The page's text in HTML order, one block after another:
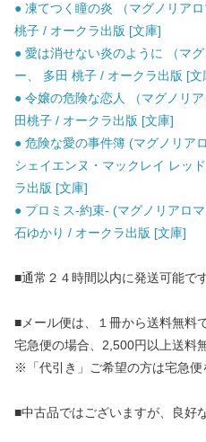
● 凍てつく瞳の炎 （マグノリア
桃子 / オークラ出版 [文庫]
● 愛は消せない炎のように （マ
ー、 多田 桃子 / オークラ出版 [文
● 令嬢の危険な恋人 （マグノリ
田桃子 / オークラ出版 [文庫]
● 危険な愛の事件簿 (マグノリア
シェイエンヌ・マックレイ レッ
ラ出版 [文庫]
● プロミス-約束- (マグノリアロ
石ゆかり / オークラ出版 [文庫]
■通常２４時間以内に発送可能です
■メール便は、１冊から送料無料で
宅急便の場合、2,500円以上送料
※「代引き」ご希望の方は宅急便
■中古品ではございますが、良好